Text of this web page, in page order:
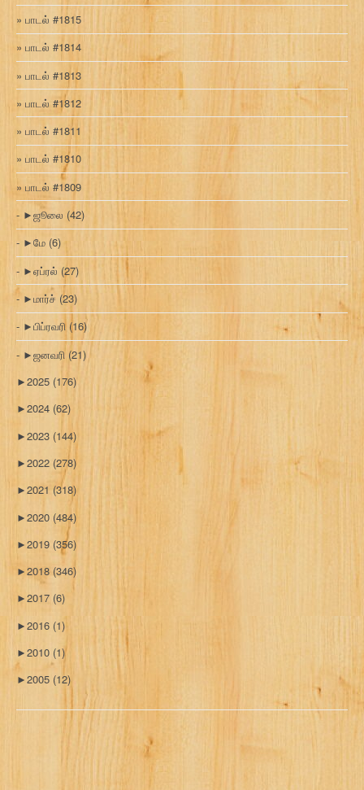
பாடல் #1815
பாடல் #1814
பாடல் #1813
பாடல் #1812
பாடல் #1811
பாடல் #1810
பாடல் #1809
►ஜூலை (42)
►மே (6)
►ஏப்ரல் (27)
►மார்ச் (23)
►பிப்ரவரி (16)
►ஜனவரி (21)
►2025 (176)
►2024 (62)
►2023 (144)
►2022 (278)
►2021 (318)
►2020 (484)
►2019 (356)
►2018 (346)
►2017 (6)
►2016 (1)
►2010 (1)
►2005 (12)